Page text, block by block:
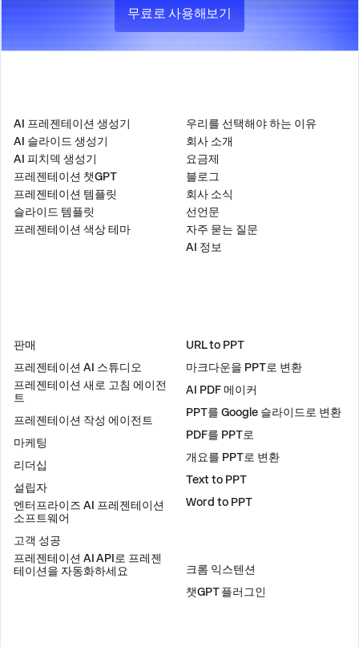
무료로 사용해보기
AI 프레젠테이션 생성기
AI 슬라이드 생성기
AI 피치덱 생성기
프레젠테이션 챗GPT
프레젠테이션 템플릿
슬라이드 템플릿
프레젠테이션 색상 테마
우리를 선택해야 하는 이유
회사 소개
요금제
블로그
회사 소식
선언문
자주 묻는 질문
AI 정보
판매
프레젠테이션 AI 스튜디오
프레젠테이션 새로 고침 에이전
트
프레젠테이션 작성 에이전트
마케팅
리더십
설립자
엔터프라이즈 AI 프레젠테이션
소프트웨어
고객 성공
프레젠테이션 AI API로 프레젠
테이션을 자동화하세요
URL to PPT
마크다운을 PPT로 변환
AI PDF 메이커
PPT를 Google 슬라이드로 변환
PDF를 PPT로
개요를 PPT로 변환
Text to PPT
Word to PPT
크롬 익스텐션
챗GPT 플러그인